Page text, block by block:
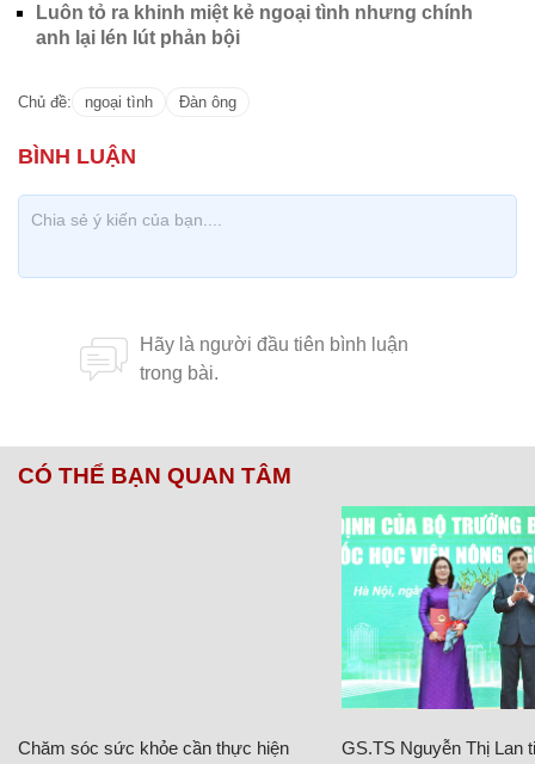
Luôn tỏ ra khinh miệt kẻ ngoại tình nhưng chính
anh lại lén lút phản bội
Chủ đề: ngoại tình Đàn ông
CÓ THỂ BẠN QUAN TÂM
Chăm sóc sức khỏe cần thực hiện
GS.TS Nguyễn Thị Lan